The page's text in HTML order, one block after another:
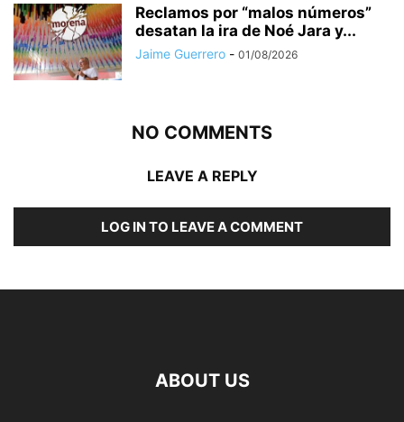
Reclamos por “malos números”
desatan la ira de Noé Jara y...
Jaime Guerrero - 01/08/2026
NO COMMENTS
LEAVE A REPLY
LOG IN TO LEAVE A COMMENT
ABOUT US